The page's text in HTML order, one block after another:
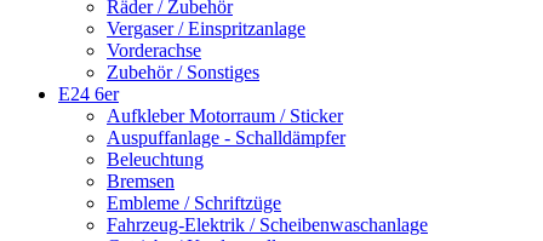
Räder / Zubehör
Vergaser / Einspritzanlage
Vorderachse
Zubehör / Sonstiges
E24 6er
Aufkleber Motorraum / Sticker
Auspuffanlage - Schalldämpfer
Beleuchtung
Bremsen
Embleme / Schriftzüge
Fahrzeug-Elektrik / Scheibenwaschanlage